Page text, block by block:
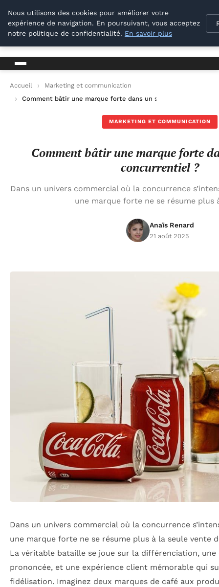
M Zone Studio
M Zone Studio
Accueil
Marketing et communication
Comment bâtir une marque forte dans un secteur
MARKETING ET COMMUNICATION
Comment bâtir une marque forte
concurrentiel ?
Dans un univers commercial où la concurrence
une marque forte ne se résume plus
Anaïs Renard
21 août 2025
Dans un univers commercial où la concurrence
une marque forte ne se résume plus à la seule vente
La véritable bataille se joue sur la différenciation, une
prononcée, et une expérience client mémorable qui
fidélisation. Imaginez deux marques de café aux
Nous utilisons des cookies pour améliorer votre
expérience de navigation. En poursuivant, vous acceptez
notre politique de confidentialité. En savoir plus